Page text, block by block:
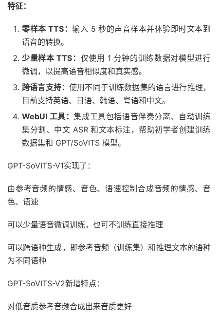
特征：
零样本 TTS：输入 5 秒的声音样本并体验即时文本到
语音的转换。
少量样本 TTS： 仅使用 1 分钟的训练数据对模型进行
微调，以提高语音相似度和真实感。
跨语言支持：使用不同于训练数据集的语言进行推理，
目前支持英语、日语、韩语、粤语和中文。
WebUI 工具：集成工具包括语音伴奏分离、自动训练
集分割、中文 ASR 和文本标注，帮助初学者创建训练
数据集和 GPT/SoVITS 模型。
GPT-SoVITS-V1实现了：
由参考音频的情感、音色、语速控制合成音频的情感、音
色、语速
可以少量语音微调训练，也可不训练直接推理
可以跨语种生成，即参考音频（训练集）和推理文本的语种
为不同语种
GPT-SoVITS-V2新增特点：
对低音质参考音频合成出来音质更好